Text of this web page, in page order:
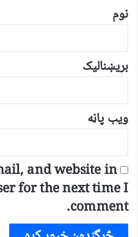
*
نوم
بریښنالیک
ویب پاڼه
and website in
for the next time I
comment.